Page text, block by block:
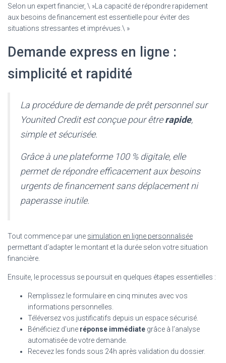
Selon un expert financier, \ »La capacité de répondre rapidement
aux besoins de financement est essentielle pour éviter des
situations stressantes et imprévues.\ »
Demande express en ligne :
simplicité et rapidité
La procédure de demande de prêt personnel sur
Younited Credit est conçue pour êtrerapide,
simple et sécurisée.
Grâce à une plateforme 100 % digitale, elle
permet de répondre efficacement aux besoins
urgents de financement sans déplacement ni
paperasse inutile.
Tout commence par une simulation en ligne personnalisée
permettant d’adapter le montant et la durée selon votre situation
financière.
Ensuite, le processus se poursuit en quelques étapes essentielles :
Remplissez le formulaire en cinq minutes avec vos
informations personnelles.
Téléversez vos justificatifs depuis un espace sécurisé.
Bénéficiez d’une réponse immédiate grâce à l’analyse
automatisée de votre demande.
Recevez les fonds sous 24h après validation du dossier.